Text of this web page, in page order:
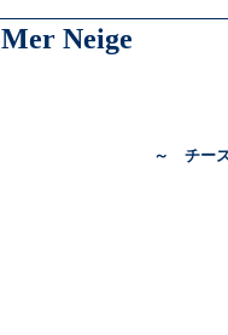
Mer Neige
～ チー